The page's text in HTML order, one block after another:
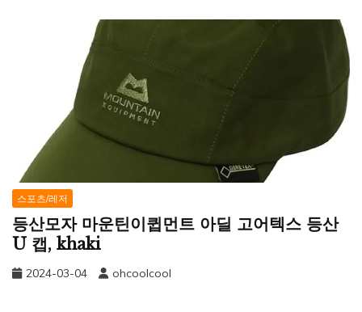
스포츠/레저
등산모자 마운틴이큅먼트 아딜 고어텍스 등산
U 캡, khaki
2024-03-04 ohcoolcool